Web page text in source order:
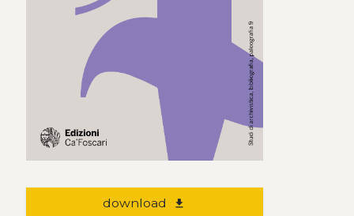
download file_download